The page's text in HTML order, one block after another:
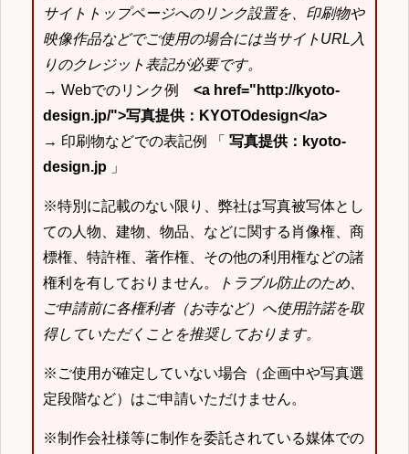
サイトトップページへのリンク設置を、印刷物や
映像作品などでご使用の場合には当サイトURL入
りのクレジット表記が必要です。
→ Webでのリンク例 <a href="http://kyoto-
design.jp/">写真提供：KYOTOdesign</a>
→ 印刷物などでの表記例 「 写真提供：kyoto-
design.jp 」
※特別に記載のない限り、弊社は写真被写体とし
ての人物、建物、物品、などに関する肖像権、商
標権、特許権、著作権、その他の利用権などの諸
権利を有しておりません。
トラブル防止のため、
ご申請前に各権利者（お寺など）へ使用許諾を取
得していただくことを推奨しております。
※ご使用が確定していない場合（企画中や写真選
定段階など）はご申請いただけません。
※制作会社様等に制作を委託されている媒体での